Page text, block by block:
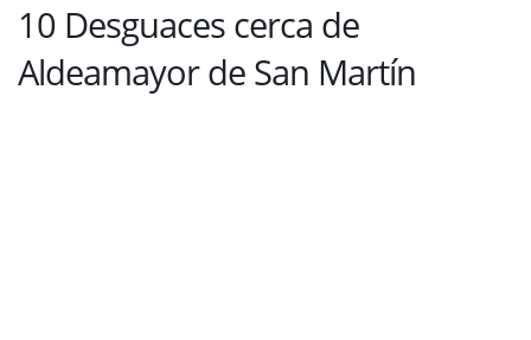
10 Desguaces cerca de
Aldeamayor de San Martín